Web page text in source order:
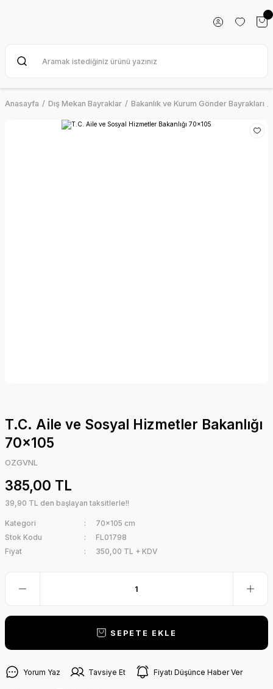
Anasayfa Dış Mekan Bayraklar Bakanlık ve Kurum Gönder Bayrakları
T.C. Aile ve Sosyal Hizmetler Bakanlığı
70x105
OZGVNL
385,00 TL
39,90 TL den başlayan taksitlerle!!
Kategori
70x105 cm
Stok Kodu
FL01798
Fiyat
350,00 TL + KDV
SEPETE EKLE
Yorum Yaz Tavsiye Et Fiyatı Düşünce Haber Ver